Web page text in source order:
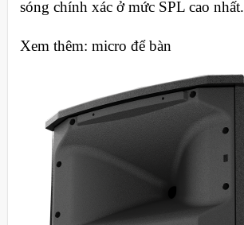
sóng chính xác ở mức SPL cao nhất.
Xem thêm: micro để bàn